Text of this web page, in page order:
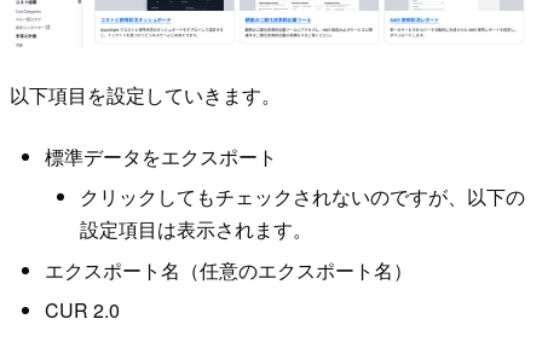
以下項目を設定していきます。
標準データをエクスポート
クリックしてもチェックされないのですが、以下の
設定項目は表示されます。
エクスポート名（任意のエクスポート名）
CUR 2.0